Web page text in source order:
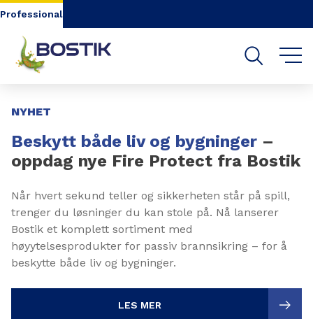
Go to content
Professional
NYHET
Beskytt både liv og bygninger –
oppdag nye Fire Protect fra Bostik
Når hvert sekund teller og sikkerheten står på spill,
trenger du løsninger du kan stole på. Nå lanserer
Bostik et komplett sortiment med
høyytelsesprodukter for passiv brannsikring – for å
beskytte både liv og bygninger.
LES MER